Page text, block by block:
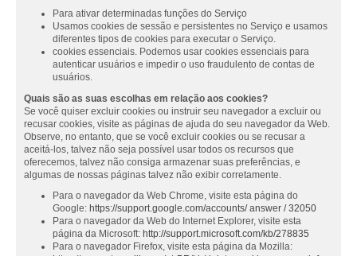
Para ativar determinadas funções do Serviço
Usamos cookies de sessão e persistentes no Serviço e usamos
diferentes tipos de cookies para executar o Serviço.
cookies essenciais. Podemos usar cookies essenciais para
autenticar usuários e impedir o uso fraudulento de contas de
usuários.
Quais são as suas escolhas em relação aos cookies?
Se você quiser excluir cookies ou instruir seu navegador a excluir ou
recusar cookies, visite as páginas de ajuda do seu navegador da Web.
Observe, no entanto, que se você excluir cookies ou se recusar a
aceitá-los, talvez não seja possível usar todos os recursos que
oferecemos, talvez não consiga armazenar suas preferências, e
algumas de nossas páginas talvez não exibir corretamente.
Para o navegador da Web Chrome, visite esta página do
Google: https://support.google.com/accounts/ answer / 32050
Para o navegador da Web do Internet Explorer, visite esta
página da Microsoft: http://support.microsoft.com/kb/278835
Para o navegador Firefox, visite esta página da Mozilla: